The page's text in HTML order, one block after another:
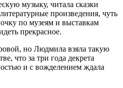
музыку, читала сказки
произведения, чуть
по музеям и выставкам
прекрасное.
но Людмила взяла такую
что за три года декрета
и с вожделением ждала